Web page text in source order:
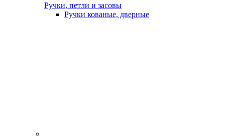
Ручки, петли и засовы
Ручки кованые, дверные